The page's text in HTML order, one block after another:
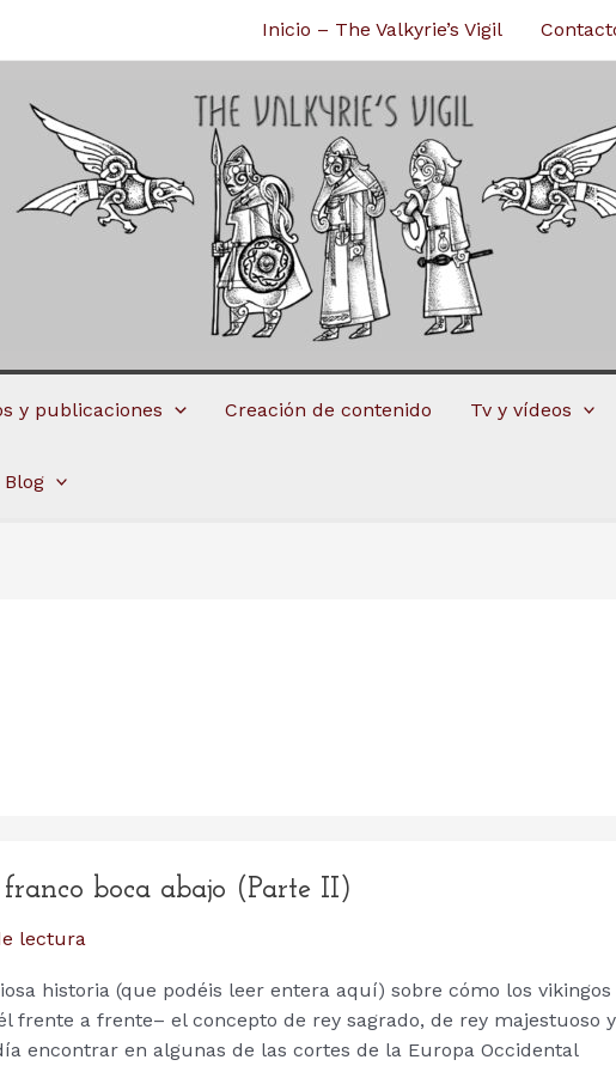
Inicio – The Valkyrie’s Vigil
y publicaciones Creación de contenido Tv y vídeos
Blog
boca abajo (Parte II)
lectura
historia (que podéis leer entera aquí) sobre cómo los vikingos
frente a frente– el concepto de rey sagrado, de rey majestuoso y
encontrar en algunas de las cortes de la Europa Occidental